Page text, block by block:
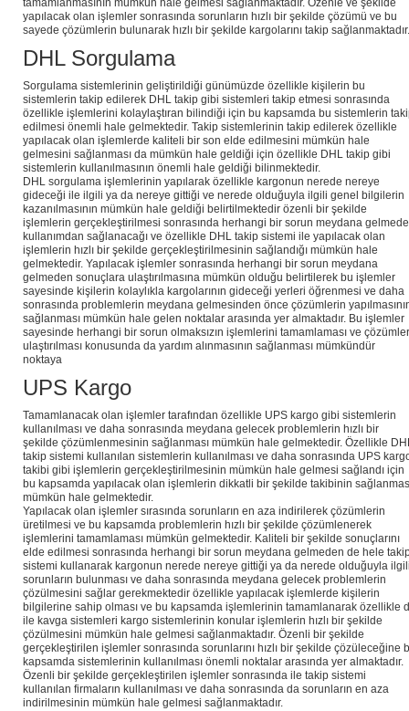
tamamlanmasının mümkün hale gelmesi sağlanmaktadır. Özenle ve şekilde
yapılacak olan işlemler sonrasında sorunların hızlı bir şekilde çözümü ve bu
sayede çözümlerin bulunarak hızlı bir şekilde kargolarını takip sağlanmaktadır.
DHL Sorgulama
Sorgulama sistemlerinin geliştirildiği günümüzde özellikle kişilerin bu
sistemlerin takip edilerek DHL takip gibi sistemleri takip etmesi sonrasında
özellikle işlemlerini kolaylaştıran bilindiği için bu kapsamda bu sistemlerin
edilmesi önemli hale gelmektedir. Takip sistemlerinin takip edilerek özellikle
yapılacak olan işlemlerde kaliteli bir son elde edilmesini mümkün hale
gelmesini sağlanması da mümkün hale geldiği için özellikle DHL takip gibi
sistemlerin kullanılmasının önemli hale geldiği bilinmektedir.
DHL sorgulama işlemlerinin yapılarak özellikle kargonun nerede nereye
gideceği ile ilgili ya da nereye gittiği ve nerede olduğuyla ilgili genel bilgilerin
kazanılmasının mümkün hale geldiği belirtilmektedir özenli bir şekilde
işlemlerin gerçekleştirilmesi sonrasında herhangi bir sorun meydana
kullanımdan sağlanacağı ve özellikle DHL takip sistemi ile yapılacak olan
işlemlerin hızlı bir şekilde gerçekleştirilmesinin sağlandığı mümkün hale
gelmektedir. Yapılacak işlemler sonrasında herhangi bir sorun meydana
gelmeden sonuçlara ulaştırılmasına mümkün olduğu belirtilerek bu işlemler
sayesinde kişilerin kolaylıkla kargolarının gideceği yerleri öğrenmesi ve daha
sonrasında problemlerin meydana gelmesinden önce çözümlerin
sağlanması mümkün hale gelen noktalar arasında yer almaktadır. Bu işlemler
sayesinde herhangi bir sorun olmaksızın işlemlerini tamamlaması ve
ulaştırılması konusunda da yardım alınmasının sağlanması mümkündür
noktaya
UPS Kargo
Tamamlanacak olan işlemler tarafından özellikle UPS kargo gibi sistemlerin
kullanılması ve daha sonrasında meydana gelecek problemlerin hızlı bir
şekilde çözümlenmesinin sağlanması mümkün hale gelmektedir. Özellikle
takip sistemi kullanılan sistemlerin kullanılması ve daha sonrasında UPS
takibi gibi işlemlerin gerçekleştirilmesinin mümkün hale gelmesi sağlandı için
bu kapsamda yapılacak olan işlemlerin dikkatli bir şekilde takibinin
mümkün hale gelmektedir.
Yapılacak olan işlemler sırasında sorunların en aza indirilerek çözümlerin
üretilmesi ve bu kapsamda problemlerin hızlı bir şekilde çözümlenerek
işlemlerini tamamlaması mümkün gelmektedir. Kaliteli bir şekilde sonuçlarını
elde edilmesi sonrasında herhangi bir sorun meydana gelmeden de hele
sistemi kullanarak kargonun nerede nereye gittiği ya da nerede olduğuyla
sorunların bulunması ve daha sonrasında meydana gelecek problemlerin
çözülmesini sağlar gerekmektedir özellikle yapılacak işlemlerde kişilerin
bilgilerine sahip olması ve bu kapsamda işlemlerinin tamamlanarak özellikle d
ile kavga sistemleri kargo sistemlerinin konular işlemlerin hızlı bir şekilde
çözülmesini mümkün hale gelmesi sağlanmaktadır. Özenli bir şekilde
gerçekleştirilen işlemler sonrasında sorunlarını hızlı bir şekilde çözüleceğine
kapsamda sistemlerinin kullanılması önemli noktalar arasında yer almaktadır.
Özenli bir şekilde gerçekleştirilen işlemler sonrasında ile takip sistemi
kullanılan firmaların kullanılması ve daha sonrasında da sorunların en aza
indirilmesinin mümkün hale gelmesi sağlanmaktadır.